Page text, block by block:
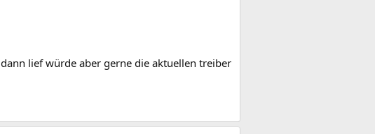
lief würde aber gerne die aktuellen treiber